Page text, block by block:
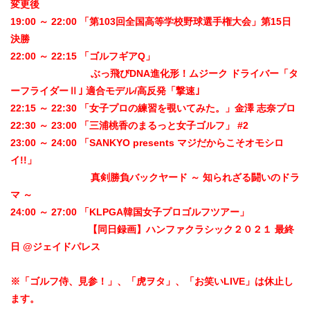
変更後
19:00 ～ 22:00 「第103回全国高等学校野球選手権大会」第15日
決勝
22:00 ～ 22:15 「ゴルフギアQ」
ぶっ飛びDNA進化形！ムジーク ドライバー「タ
ーフライダーⅡ｣ 適合モデル/高反発「撃速｣
22:15 ～ 22:30 「女子プロの練習を覗いてみた。」金澤 志奈プロ
22:30 ～ 23:00 「三浦桃香のまるっと女子ゴルフ」 #2
23:00 ～ 24:00 「SANKYO presents マジだからこそオモシロ
イ!!」
真剣勝負バックヤード ～ 知られざる闘いのドラ
マ ～
24:00 ～ 27:00 「KLPGA韓国女子プロゴルフツアー」
【同日録画】ハンファクラシック２０２１ 最終
日 @ジェイドパレス
※「ゴルフ侍、見参！」、「虎ヲタ」、「お笑いLIVE」は休止し
ます。